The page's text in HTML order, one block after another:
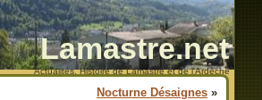
Lamastre.net
Actualités, Histoire de Lamastre et de l'Ardèche
Nocturne Désaignes »